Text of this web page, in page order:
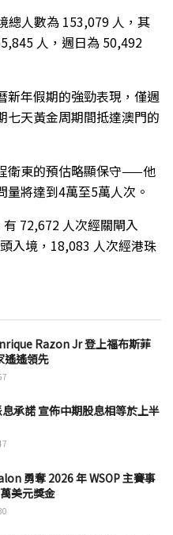
總人數為 153,079 人，其
人，週日為 50,492
新年假期的強勁表現，僅週
七天黃金周期間抵達澳門的
衛東的預估略顯保守——他
將達到4萬至5萬人次。
72,672 人次經關閘入
入境，18,083 人次經港珠
Razon Jr 登上福布斯菲
遙遙領先
承諾 宣佈中期股息相等於上半
勇奪 2026 年 WSOP 主賽事
美元獎金